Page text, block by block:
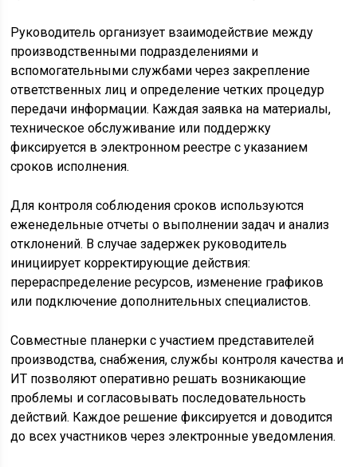
Руководитель организует взаимодействие между
производственными подразделениями и
вспомогательными службами через закрепление
ответственных лиц и определение четких процедур
передачи информации. Каждая заявка на материалы,
техническое обслуживание или поддержку
фиксируется в электронном реестре с указанием
сроков исполнения.
Для контроля соблюдения сроков используются
еженедельные отчеты о выполнении задач и анализ
отклонений. В случае задержек руководитель
инициирует корректирующие действия:
перераспределение ресурсов, изменение графиков
или подключение дополнительных специалистов.
Совместные планерки с участием представителей
производства, снабжения, службы контроля качества и
ИТ позволяют оперативно решать возникающие
проблемы и согласовывать последовательность
действий. Каждое решение фиксируется и доводится
до всех участников через электронные уведомления.